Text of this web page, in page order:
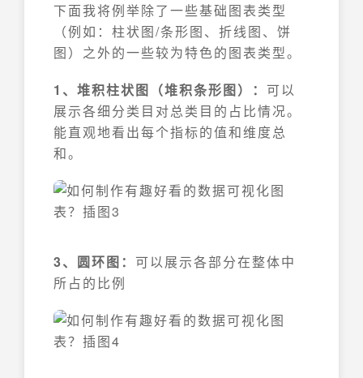
下面我将例举除了一些基础图表类型
（例如：柱状图/条形图、折线图、饼
图）之外的一些较为特色的图表类型。
1、堆积柱状图（堆积条形图）： 可以
展示各细分类目对总类目的占比情况。
能直观地看出每个指标的值和维度总
和。
3、圆环图： 可以展示各部分在整体中
所占的比例